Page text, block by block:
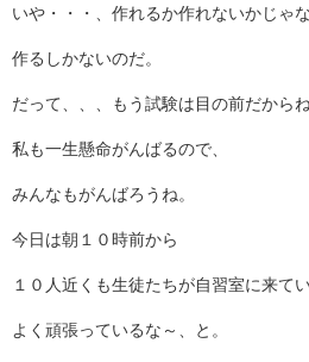
いや・・・、作れるか作れないかじゃな
作るしかないのだ。
だって、、、もう試験は目の前だから
私も一生懸命がんばるので、
みんなもがんばろうね。
今日は朝１０時前から
１０人近くも生徒たちが自習室に来て
よく頑張っているな～、と。